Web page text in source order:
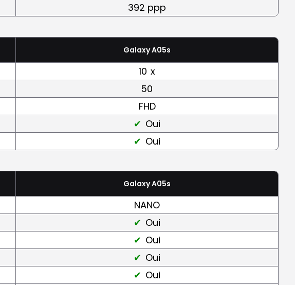
392 ppp
Galaxy A05s
10 x
50
FHD
Oui
Oui
Galaxy A05s
NANO
Oui
Oui
Oui
Oui